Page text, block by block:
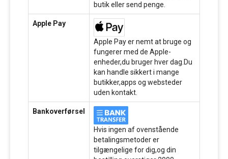
butik eller send penge.
Apple Pay
Apple Pay er nemt at bruge og
fungerer med de Apple-
enheder,du bruger hver dag.Du
kan handle sikkert i mange
butikker,apps og websteder
uden kontakt.
Bankoverførsel
Hvis ingen af ovenstående
betalingsmetoder er
tilgængelige for dig,og din